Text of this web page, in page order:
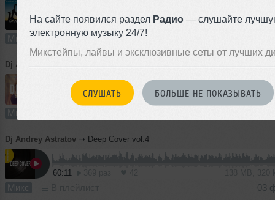
На сайте появился раздел Радио — слушайте
электронную музыку 24/7!
Микстейпы, лайвы и эксклюзивные сеты от лучших
СЛУШАТЬ БОЛЬШЕ НЕ ПОКАЗЫВАТЬ
61:25 432 раза 50 141 MB, 320
Микс В плейлист (в 4 плейлистах)
Dj Andrey Astratov
57:00 883 раза 93 131 MB, 320
Микс
Dj Andrey Astratov ➝ Deep Cover vol.4
60:11
Микс 03